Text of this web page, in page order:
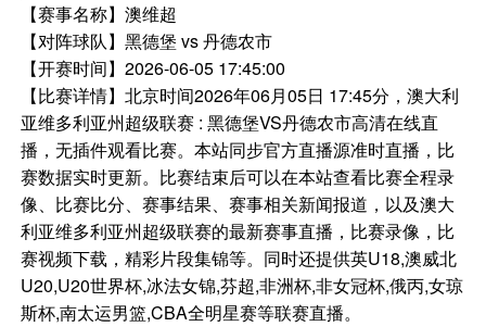
【赛事名称】澳维超
【对阵球队】黑德堡 vs 丹德农市
【开赛时间】2026-06-05 17:45:00
【比赛详情】北京时间2026年06月05日 17:45分，澳大利
亚维多利亚州超级联赛 : 黑德堡VS丹德农市高清在线直
播，无插件观看比赛。本站同步官方直播源准时直播，比
赛数据实时更新。比赛结束后可以在本站查看比赛全程录
像、比赛比分、赛事结果、赛事相关新闻报道，以及澳大
利亚维多利亚州超级联赛的最新赛事直播，比赛录像，比
赛视频下载，精彩片段集锦等。同时还提供英U18,澳威北
U20,U20世界杯,冰法女锦,芬超,非洲杯,非女冠杯,俄丙,女琼
斯杯,南太运男篮,CBA全明星赛等联赛直播。